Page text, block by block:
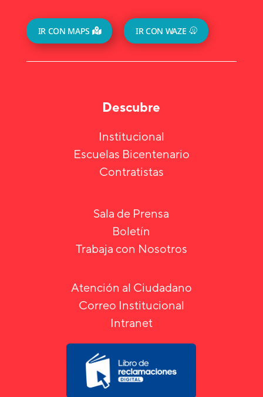
IR CON MAPS IR CON WAZE
Descubre
Institucional
Escuelas Bicentenario
Contratistas
Sala de Prensa
Boletín
Trabaja con Nosotros
Atención al Ciudadano
Correo Institucional
Intranet